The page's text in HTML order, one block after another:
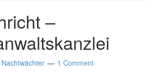
–
Nachtwächter 1 Comment